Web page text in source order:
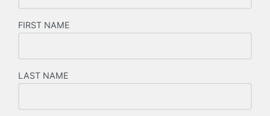
FIRST NAME
LAST NAME